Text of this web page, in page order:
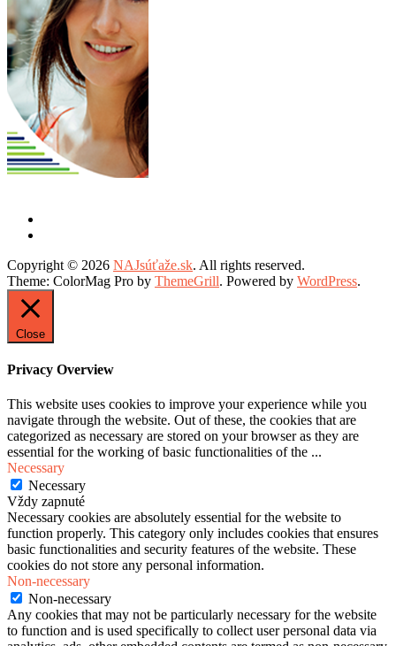
Copyright © 2026 NAJsúťaže.sk. All rights reserved.
Theme: ColorMag Pro by ThemeGrill. Powered by WordPress.
Close
Privacy Overview
This website uses cookies to improve your experience while you
navigate through the website. Out of these, the cookies that are
categorized as necessary are stored on your browser as they are
essential for the working of basic functionalities of the ...
Necessary
Necessary
Vždy zapnuté
Necessary cookies are absolutely essential for the website to
function properly. This category only includes cookies that ensures
basic functionalities and security features of the website. These
cookies do not store any personal information.
Non-necessary
Non-necessary
Any cookies that may not be particularly necessary for the website
to function and is used specifically to collect user personal data via